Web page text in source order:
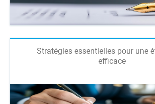
Stratégies essentielles pour une
efficace